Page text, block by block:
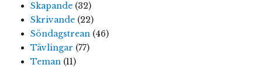
Skapande(32)
Skrivande(22)
Söndagstrean(46)
Tävlingar (77)
Teman(11)